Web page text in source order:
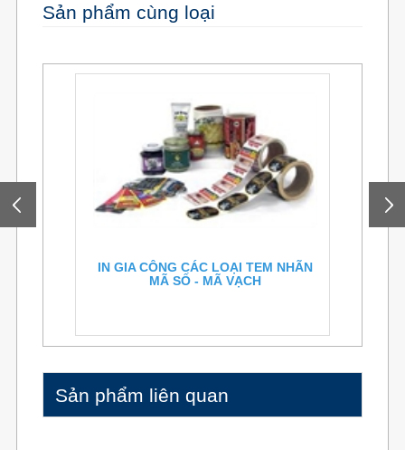
Sản phẩm cùng loại
IN GIA CÔNG CÁC LOẠI TEM NHÃN
MÃ SỐ - MÃ VẠCH
Sản phẩm liên quan